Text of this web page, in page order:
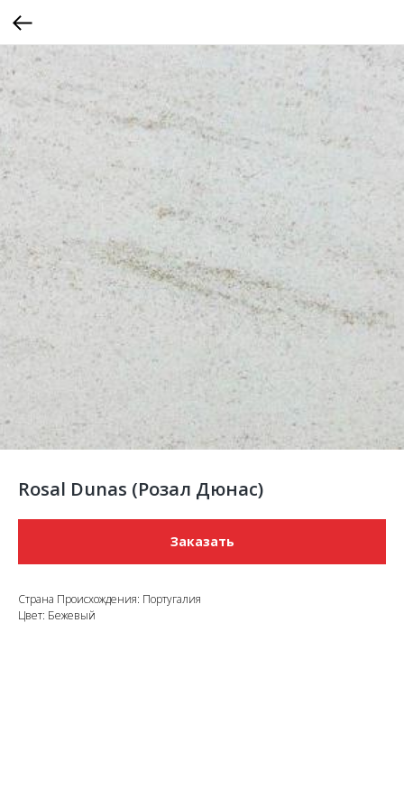
Rosal Dunas (Розал Дюнас)
Заказать
Страна Происхождения: Португалия
Цвет: Бежевый